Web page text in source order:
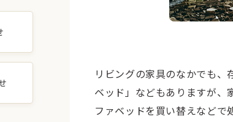
リビングの家具のなかでも
ベッド」などもありますが、
ファベッドを買い替えなどで